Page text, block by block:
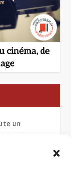
un